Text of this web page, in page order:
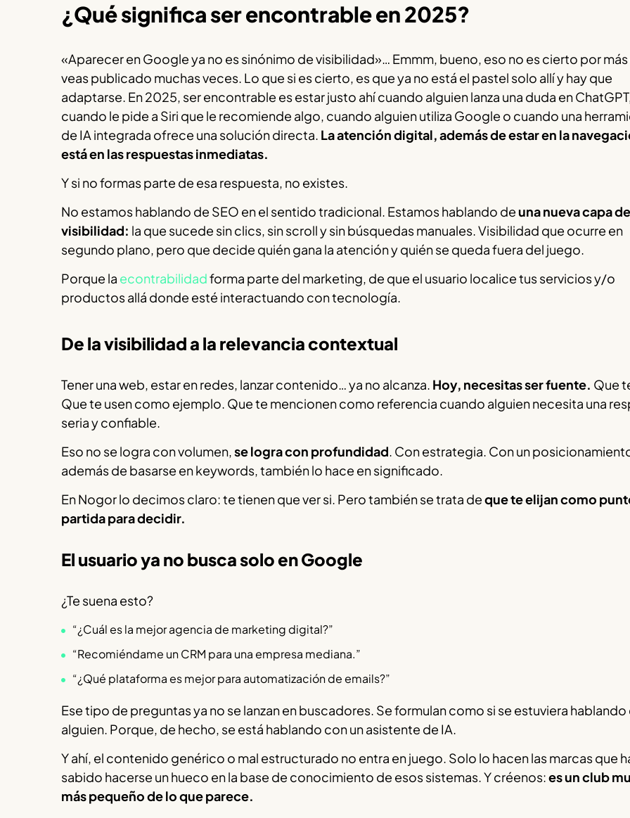
¿Qué significa ser encontrable en 2025?
«Aparecer en Google ya no es sinónimo de visibilidad»… Emmm, bueno, eso no es cierto por
veas publicado muchas veces. Lo que si es cierto, es que ya no está el pastel solo allí y hay que
adaptarse. En 2025, ser encontrable es estar justo ahí cuando alguien lanza una duda en
cuando le pide a Siri que le recomiende algo, cuando alguien utiliza Google o cuando una
de IA integrada ofrece una solución directa. La atención digital, además de estar en la
está en las respuestas inmediatas.
Y si no formas parte de esa respuesta, no existes.
No estamos hablando de SEO en el sentido tradicional. Estamos hablando deuna nueva capa de
visibilidad: la que sucede sin clics, sin scroll y sin búsquedas manuales. Visibilidad que ocurre en
segundo plano, pero que decide quién gana la atención y quién se queda fuera del juego.
Porque la econtrabilidadforma parte del marketing, de que el usuario localice tus servicios y/o
productos allá donde esté interactuando con tecnología.
De la visibilidad a la relevancia contextual
Tener una web, estar en redes, lanzar contenido… ya no alcanza. Hoy, necesitas ser fuente. Que
Que te usen como ejemplo. Que te mencionen como referencia cuando alguien necesita una
seria y confiable.
Eso no se logra con volumen,se logra con profundidad. Con estrategia. Con un
además de basarse en keywords, también lo hace en significado.
En Nogor lo decimos claro: te tienen que ver si. Pero también se trata deque te elijan como
partida para decidir.
El usuario ya no busca solo en Google
¿Te suena esto?
“¿Cuál es la mejor agencia de marketing digital?”
“Recomiéndame un CRM para una empresa mediana.”
“¿Qué plataforma es mejor para automatización de emails?”
Ese tipo de preguntas ya no se lanzan en buscadores. Se formulan como si se estuviera
alguien. Porque, de hecho, se está hablando con un asistente de IA.
Y ahí, el contenido genérico o mal estructurado no entra en juego. Solo lo hacen las marcas que
sabido hacerse un hueco en la base de conocimiento de esos sistemas. Y créenos:es un club
más pequeño de lo que parece.